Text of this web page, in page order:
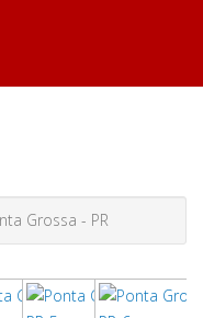
Grossa - PR